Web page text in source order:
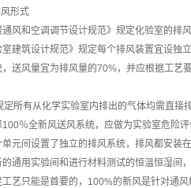
形式
通风和空调调节设计规范》规定化验室的排
室建筑设计规范》规定每个排风装置宜设
送风量宜为排风量的70%，并应根据工艺
定所有从化学实验室内排出的气体均需直接
％全新风送风系统，应做为实验室危险
单元间设置了独立的排风系统，排风都安装
通用实验间和进行材料测试的恒温恒湿间
艺只能是首要的，100%的新风是针对通